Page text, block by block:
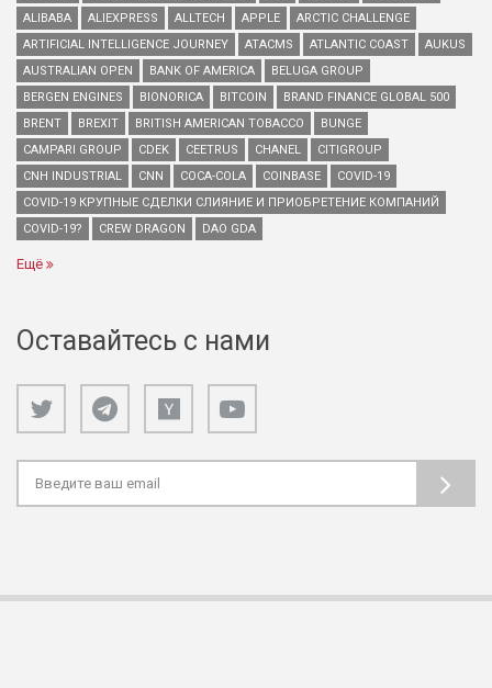
ALIBABA
ALIEXPRESS ALLTECH APPLE
ARCTIC CHALLENGE
ARTIFICIAL INTELLIGENCE JOURNEY
ATACMS ATLANTIC COAST
AUKUS
AUSTRALIAN OPEN
BANK OF AMERICA
BELUGA GROUP
BERGEN ENGINES
BIONORICA BITCOIN
BRAND FINANCE GLOBAL 500
BRENT
BREXIT BRITISH AMERICAN TOBACCO
BUNGE
CAMPARI GROUP
CDEK CEETRUS CHANEL
CITIGROUP
CNH INDUSTRIAL
CNN COCA-COLA COINBASE
COVID-19
COVID-19 КРУПНЫЕ СДЕЛКИ СЛИЯНИЕ И ПРИОБРЕТЕНИЕ КОМПАНИЙ
COVID-19?
CREW DRAGON DAO GDA
Ещё
Оставайтесь с нами